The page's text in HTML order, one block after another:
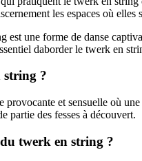
les espaces où elles
est une forme de danse
daborder le twerk en
string ?
provocante et sensuelle où
partie des fesses à découvert.
twerk en string ?